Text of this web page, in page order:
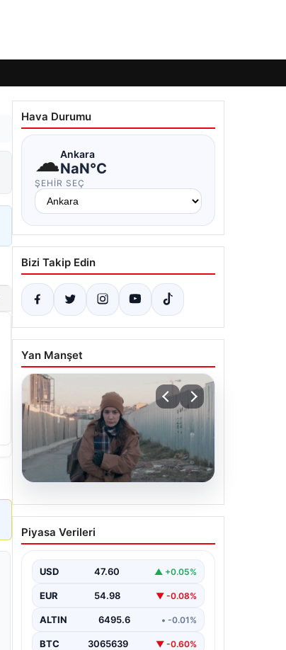
Hava Durumu
☁Ankara
NaN°C
ŞEHIR SEÇ
Bizi Takip Edin
Yan Manşet
05.08.2026
Türk sinemasında farklı bir
imza: Ceylan Özgün
Piyasa Verileri
USD 47.60 ▲ +0.05%
EUR 54.98 ▼ -0.08%
ALTIN 6495.6 • -0.01%
BTC 3065639 ▼ -0.60%